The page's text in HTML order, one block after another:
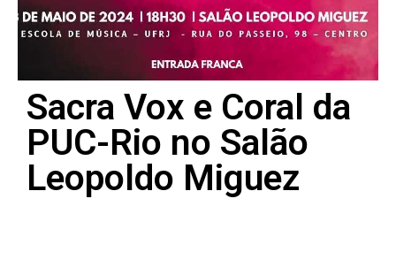
Sacra Vox e Coral da
PUC-Rio no Salão
Leopoldo Miguez